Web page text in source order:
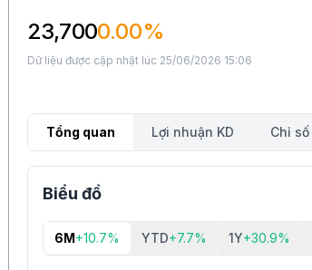
23,7000.00%
Dữ liệu được cập nhật lúc 25/06/2026 15:06
Tổng quan Lợi nhuận KD Chỉ số
Biểu đồ
6M+10.7% YTD+7.7% 1Y+30.9%